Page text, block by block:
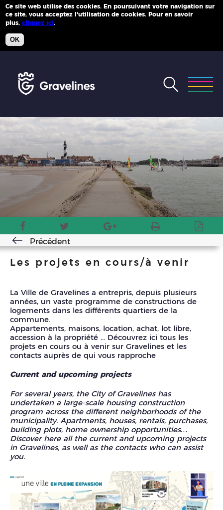
Ce site web utilise des cookies. En poursuivant votre navigation sur
ce site, vous acceptez l'utilisation de cookies. Pour en savoir
plus,cliquez ici.
OK
Précédent
Les projets en cours/à venir
La Ville de Gravelines a entrepris, depuis plusieurs
années, un vaste programme de constructions de
logements dans les différents quartiers de la
commune.
Appartements, maisons, location, achat, lot libre,
accession à la propriété ... Découvrez ici tous les
projets en cours ou à venir sur Gravelines et les
contacts auprès de qui vous rapproche
Current and upcoming projects
For several years, the City of Gravelines has
undertaken a large-scale housing construction
program across the different neighborhoods of the
municipality. Apartments, houses, rentals, purchases,
building plots, home ownership opportunities…
Discover here all the current and upcoming projects
in Gravelines, as well as the contacts who can assist
you.